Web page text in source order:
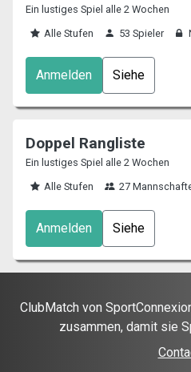
Ein lustiges Spiel alle 2 Wochen
Alle Stufen
53 Spieler
Anmelden Siehe
Doppel Rangliste
Ein lustiges Spiel alle 2 Wochen
Alle Stufen
27
Anmelden Siehe
ClubMatch von
zusammen, damit sie